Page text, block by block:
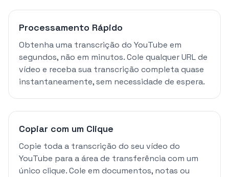
Processamento Rápido
Obtenha uma transcrição do YouTube em
segundos, não em minutos. Cole qualquer URL de
vídeo e receba sua transcrição completa quase
instantaneamente, sem necessidade de espera.
Copiar com um Clique
Copie toda a transcrição do seu vídeo do
YouTube para a área de transferência com um
único clique. Cole em documentos, notas ou